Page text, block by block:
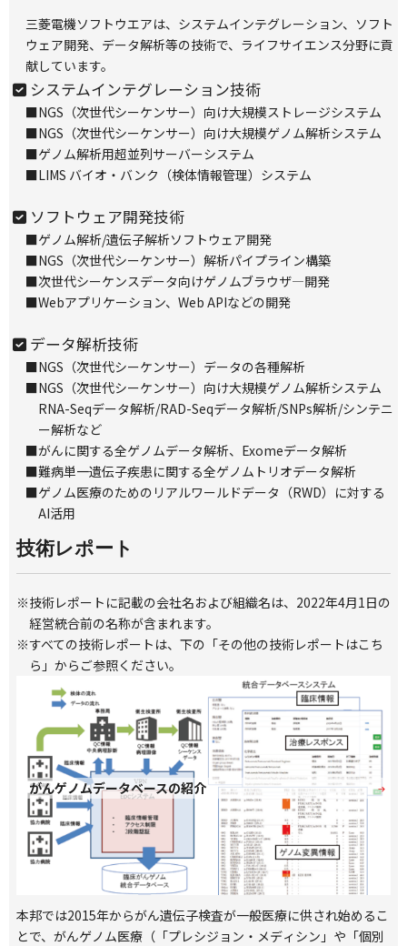
三菱電機ソフトウエアは、システムインテグレーション、ソフト
ウェア開発、データ解析等の技術で、ライフサイエンス分野に貢
献しています。
システムインテグレーション技術
■NGS（次世代シーケンサー）向け大規模ストレージシステム
■NGS（次世代シーケンサー）向け大規模ゲノム解析システム
■ゲノム解析用超並列サーバーシステム
■LIMS バイオ・バンク（検体情報管理）システム
ソフトウェア開発技術
■ゲノム解析/遺伝子解析ソフトウェア開発
■NGS（次世代シーケンサー）解析パイプライン構築
■次世代シーケンスデータ向けゲノムブラウザ―開発
■Webアプリケーション、Web APIなどの開発
データ解析技術
■NGS（次世代シーケンサー）データの各種解析
■NGS（次世代シーケンサー）向け大規模ゲノム解析システム
RNA-Seqデータ解析/RAD-Seqデータ解析/SNPs解析/シンテニ
ー解析など
■がんに関する全ゲノムデータ解析、Exomeデータ解析
■難病単一遺伝子疾患に関する全ゲノムトリオデータ解析
■ゲノム医療のためのリアルワールドデータ（RWD）に対する
AI活用
技術レポート
※技術レポートに記載の会社名および組織名は、2022年4月1日の
経営統合前の名称が含まれます。
※すべての技術レポートは、下の「その他の技術レポートはこち
ら」からご参照ください。
がんゲノムデータベースの紹介
本邦では2015年からがん遺伝子検査が一般医療に供され始めるこ
とで、がんゲノム医療（「プレシジョン・メディシン」や「個別